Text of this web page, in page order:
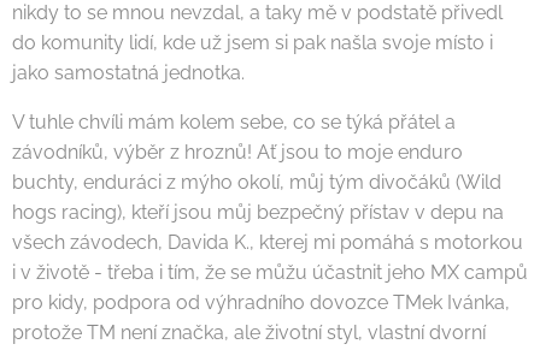
nikdy to se mnou nevzdal, a taky mě v podstatě přivedl
do komunity lidí, kde už jsem si pak našla svoje místo i
jako samostatná jednotka.
V tuhle chvíli mám kolem sebe, co se týká přátel a
závodníků, výběr z hroznů! Ať jsou to moje enduro
buchty, enduráci z mýho okolí, můj tým divočáků (Wild
hogs racing), kteří jsou můj bezpečný přístav v depu na
všech závodech, Davida K., kterej mi pomáhá s motorkou
i v životě - třeba i tím, že se můžu účastnit jeho MX campů
pro kidy, podpora od výhradního dovozce TMek Ivánka,
protože TM není značka, ale životní styl, vlastní dvorní